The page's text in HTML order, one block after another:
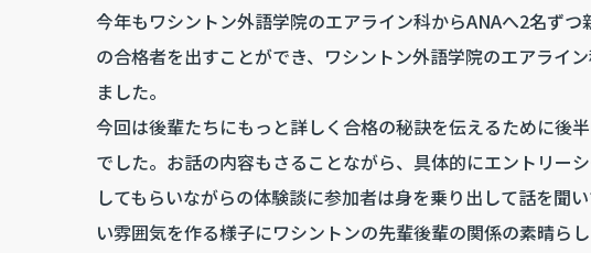
今年もワシントン外語学院のエアライン科からANAへ2名ず
の合格者を出すことができ、ワシントン外語学院のエアライ
ました。
今回は後輩たちにもっと詳しく合格の秘訣を伝えるために後
でした。お話の内容もさることながら、具体的にエントリー
してもらいながらの体験談に参加者は身を乗り出して話を聞
い雰囲気を作る様子にワシントンの先輩後輩の関係の素晴ら